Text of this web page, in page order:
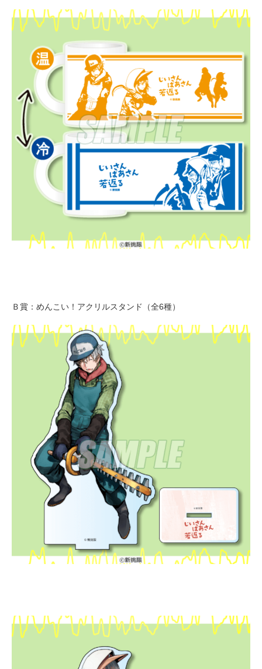
Ｂ賞：めんこい！アクリルスタンド（全6種）